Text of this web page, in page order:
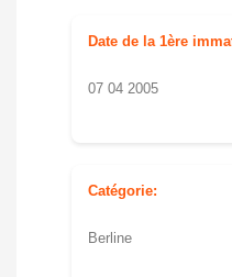
Date de la 1ère
07 04 2005
Catégorie:
Berline